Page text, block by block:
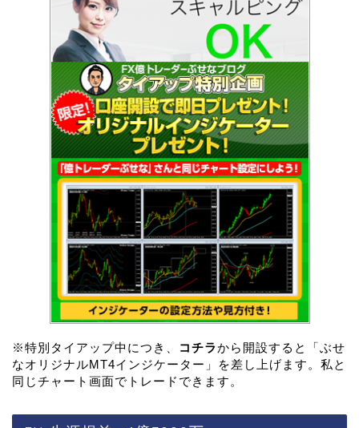
※特別タイアップ中につき、 コチラから開設すると「ぶせ
なオリジナルMT4インジケーター」を差し上げます。私と
同じチャート画面でトレードできます。